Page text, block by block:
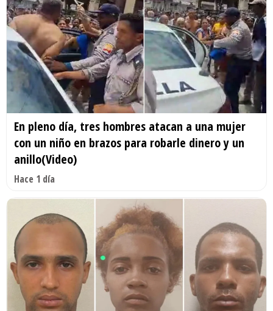
En pleno día, tres hombres atacan a una mujer
con un niño en brazos para robarle dinero y un
anillo(Video)
Hace 1 día